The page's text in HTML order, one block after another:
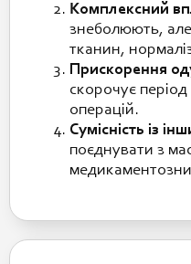
Комплексний
знеболюють,
тканин,
Прискорення
скорочує період
операцій.
Сумісність із
поєднувати з